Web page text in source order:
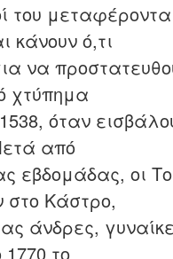
του
κάνουν ό,τι
να
χτύπημα
όταν
από
εβδομάδας, οι
στο Κάστρο,
άνδρες,
το